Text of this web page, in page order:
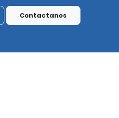
Contactanos